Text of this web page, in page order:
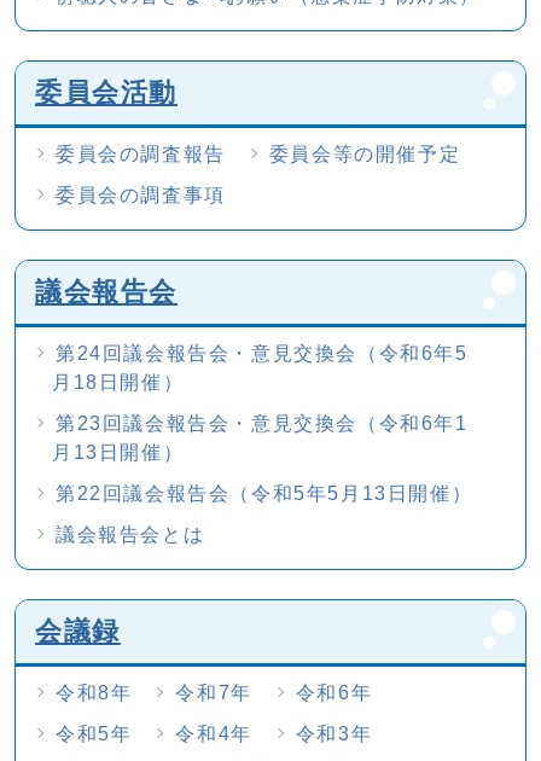
委員会活動
委員会の調査報告
委員会等の開催予定
委員会の調査事項
議会報告会
第24回議会報告会・意見交換会（令和6年5
月18日開催）
第23回議会報告会・意見交換会（令和6年1
月13日開催）
第22回議会報告会（令和5年5月13日開催）
議会報告会とは
会議録
令和8年 令和7年
令和6年
令和5年
令和4年
令和3年